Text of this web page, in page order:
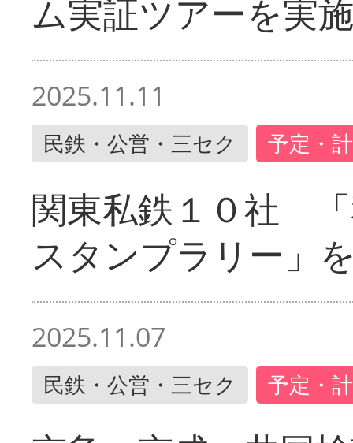
ム実証ツアーを実施
2025.11.11
民鉄・公営・三セク 予定・
関東私鉄１０社
スタンプラリー」
2025.11.07
民鉄・公営・三セク 予定・